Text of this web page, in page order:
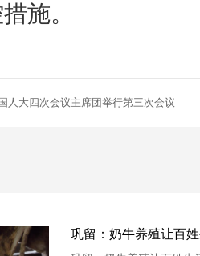
施。
人大四次会议主席团举行第三次会议
巩留：奶牛养殖让百姓